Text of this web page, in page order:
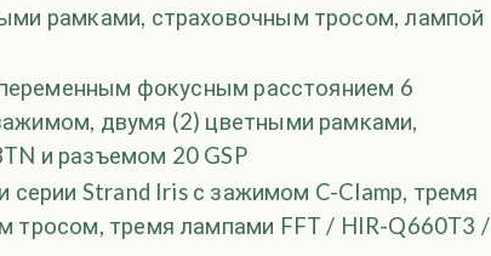
рамками, страховочным тросом, лампой
фокусным расстоянием 6
двумя (2) цветными рамками,
и разъемом 20 GSP
Strand Iris с зажимом C-Clamp, тремя
тросом, тремя лампами FFT / HIR-Q660T3 /